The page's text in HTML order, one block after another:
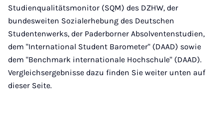
Studienqualitätsmonitor (SQM) des DZHW, der
bundesweiten Sozialerhebung des Deutschen
Studentenwerks, der Paderborner Absolventenstudien,
dem "International Student Barometer" (DAAD) sowie
dem "Benchmark internationale Hochschule" (DAAD).
Vergleichsergebnisse dazu finden Sie weiter unten auf
dieser Seite.